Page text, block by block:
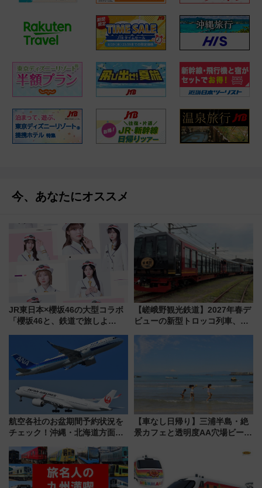
今、あなたにオススメ
JR東日本×櫻坂46の大型コラボ
「櫻坂46と、鉄道で旅しよ
潟・長野・庄内へ
【嵯峨野観光鉄道】2027年春デ
ビューの新型トロッコ列車、い
は2026年で引退
航空各社のお盆期間予約状況を
チェック！沖縄・北海道方面は
日は？
【車なし日帰り】三浦半島・絶
景カフェと透明度AA穴場ビーチ
用してストレスフリー旅へ行こ
う！